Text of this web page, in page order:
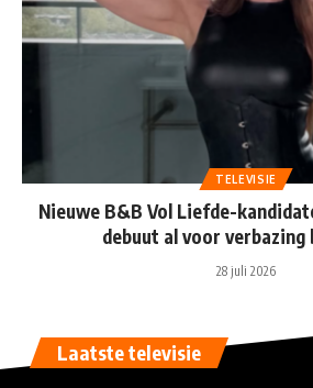
TELEVISIE
Nieuwe B&B Vol Liefde-
debuut al voor
28 juli 2026
Laatste televisie